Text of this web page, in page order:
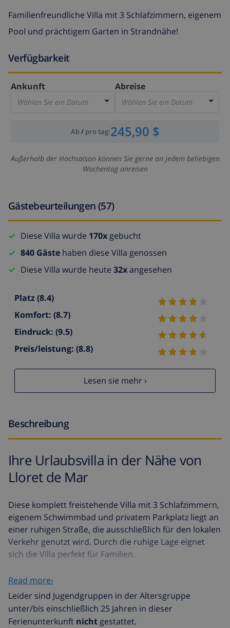
Familienfreundliche Villa mit 3 Schlafzimmern, eigenem
Pool und prächtigem Garten in Strandnähe!
Verfügbarkeit
Ankunft
Wählen Sie ein Datum
Abreise
Wählen Sie ein Datum
Ab/ pro tag:245,90 $
Außerhalb der Hochsaison können Sie gerne an jedem beliebigen
Wochentag anreisen
Gästebeurteilungen (57)
Diese Villa wurde 170xgebucht
840 Gäste haben diese Villa genossen
Diese Villa wurde heute 32xangesehen
Platz(8.4)
Komfort: (8.7)
Eindruck: (9.5)
Preis/leistung: (8.8)
Lesen sie mehr ›
Beschreibung
Ihre Urlaubsvilla in der Nähe von
Lloret de Mar
Diese komplett freistehende Villa mit 3 Schlafzimmern,
eigenem Schwimmbad und privatem Parkplatz liegt an
einer ruhigen Straße, die ausschließlich für den lokalen
Verkehr genutzt wird. Durch die ruhige Lage eignet
sich die Villa perfekt für Familien.
Villa Abanic verfügt über eine Wohnfläche von 111m2
und der Eingang befindet sich im ersten Stockwerk, auf
Straßenebene. Hier befinden sich das schön
eingerichtete Wohnzimmer, die offene Küche, 3
Read more›
Leider sind Jugendgruppen in der Altersgruppe
unter/bis einschließlich 25 Jahren in dieser
Ferienunterkunft nicht gestattet.